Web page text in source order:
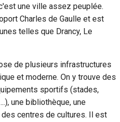
une ville assez peuplée.
Charles de Gaulle et est
telles que Drancy, Le
de plusieurs infrastructures
et moderne. On y trouve des
sportifs (stades,
une bibliothèque, une
centres de cultures. Il est